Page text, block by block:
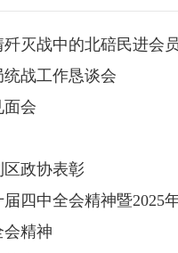
灭战中的北碚民进会
战工作恳谈会
面会
政协表彰
四中全会精神暨2025
会精神